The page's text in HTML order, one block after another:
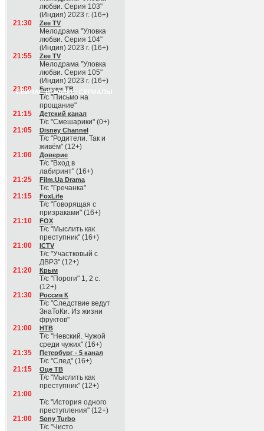
любви. Серия 103"
(Индия) 2023 г. (16+)
21:30
Zee TV
Мелодрама "Уловка
любви. Серия 104"
(Индия) 2023 г. (16+)
21:55
Zee TV
Мелодрама "Уловка
любви. Серия 105"
(Индия) 2023 г. (16+)
СЕЙЧАС В ЭФИРЕ: СЕРИАЛЫ
21:00 Бигуди ТВ
Т/с "Письмо на
прощание"
21:15
Детский канал
Т/с "Смешарики" (0+)
21:05
Disney Channel
Т/с "Родители. Так и
живём" (12+)
21:00
Доверие
Т/с "Вход в
лабиринт" (16+)
21:25
Film.Ua Drama
Т/с "Гречанка"
21:15
FoxLife
Т/с "Говорящая с
призраками" (16+)
21:10
FOX
Т/с "Мыслить как
преступник" (16+)
21:00
ICTV
Т/с "Участковый с
ДВРЗ" (12+)
21:20
Крым
Т/с "Пороги" 1, 2 с.
(12+)
21:30
Россия К
Т/с "Следствие ведут
ЗнаТоКи. Из жизни
фруктов"
21:00
НТВ
Т/с "Невский. Чужой
среди чужих" (16+)
21:35
Петербург - 5 канал
Т/с "След" (16+)
21:15
Оце ТВ
Т/с "Мыслить как
преступник" (12+)
21:00
Т/с "История одного
преступления" (12+)
21:00
Sony Turbo
Т/с "Чисто